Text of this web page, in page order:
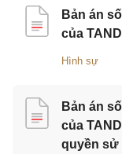
Bản án
của
Hình sự
Bản án
của
quyền sử